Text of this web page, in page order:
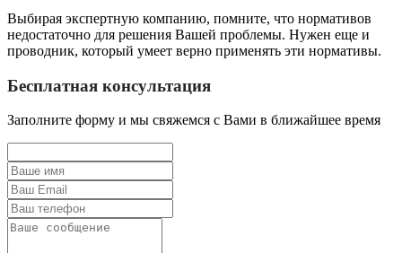
Выбирая экспертную компанию, помните, что нормативов
недостаточно для решения Вашей проблемы. Нужен еще и
проводник, который умеет верно применять эти нормативы.
Бесплатная консультация
Заполните форму и мы свяжемся с Вами в ближайшее время